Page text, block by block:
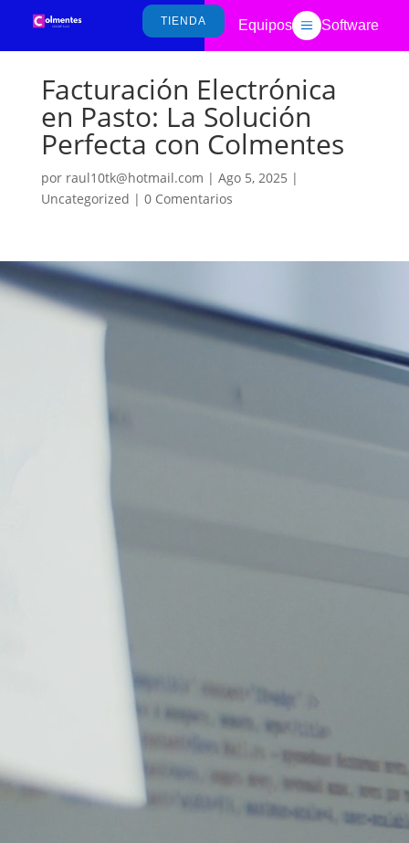
Equipos a Software
TIENDA
Facturación Electrónica
en Pasto: La Solución
Perfecta con Colmentes
por raul10tk@hotmail.com | Ago 5, 2025 |
Uncategorized | 0 Comentarios